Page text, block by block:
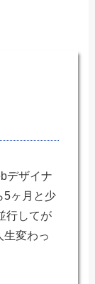
デザイナ
ヶ月と少
行してが
生変わっ